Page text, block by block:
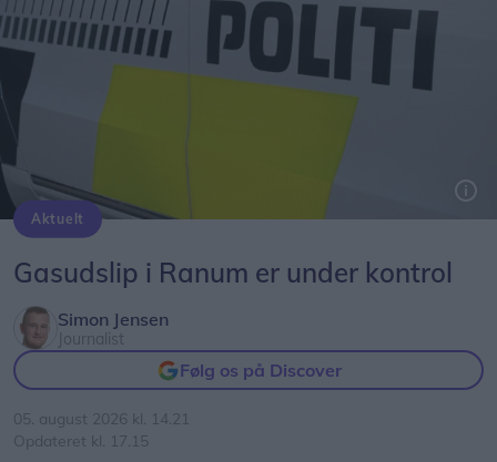
Aktuelt
Gasudslip i Ranum er under kontrol
Simon Jensen
Journalist
Følg os på Discover
05. august 2026 kl. 14.21
Opdateret kl. 17.15